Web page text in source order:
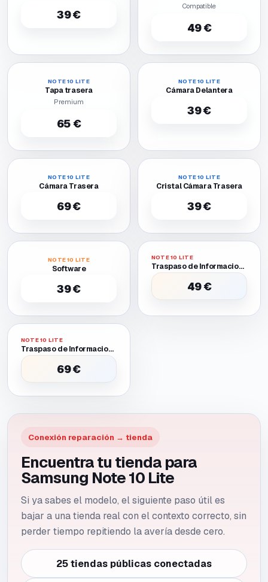
39 €
Compatible
49 €
NOTE 10 LITE
Tapa trasera
Premium
65 €
NOTE 10 LITE
Cámara Delantera
39 €
NOTE 10 LITE
Cámara Trasera
69 €
NOTE 10 LITE
Cristal Cámara Trasera
39 €
NOTE 10 LITE
Software
39 €
NOTE 10 LITE
Traspaso de Informacion Entre Dos Moviles Funcionales
49 €
NOTE 10 LITE
Traspaso de Informacion Entre Dos Moviles Uno Requiere Batería O Pantalla Provisional para Encender
69 €
Conexión reparación → tienda
Encuentra tu tienda para
Samsung Note 10 Lite
Si ya sabes el modelo, el siguiente paso útil es
bajar a una tienda real con el contexto correcto, sin
perder tiempo repitiendo la avería desde cero.
25 tiendas públicas conectadas